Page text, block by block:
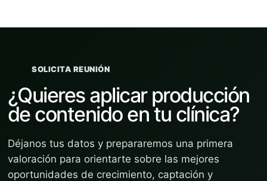
SOLICITA REUNIÓN
¿Quieres aplicar producción
de contenido en tu clínica?
Déjanos tus datos y prepararemos una primera
valoración para orientarte sobre las mejores
oportunidades de crecimiento, captación y